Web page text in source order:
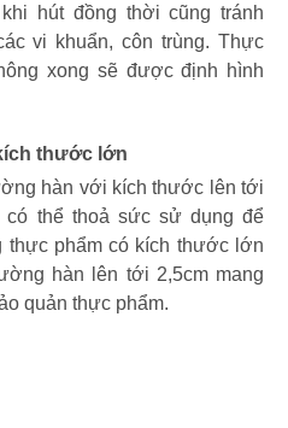
hút đồng thời cũng tránh
vi khuẩn, côn trùng. Thực
xong sẽ được định hình
thước lớn
hàn với kích thước lên tới
thể thoả sức sử dụng để
phẩm có kích thước lớn
hàn lên tới 2,5cm mang
quản thực phẩm.